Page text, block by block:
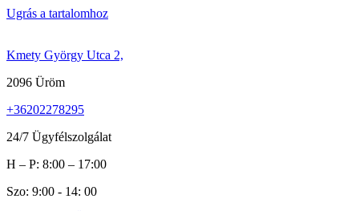
Ugrás a tartalomhoz
Kmety György Utca 2,
2096 Üröm
+36202278295
24/7 Ügyfélszolgálat
H – P: 8:00 – 17:00
Szo: 9:00 - 14: 00